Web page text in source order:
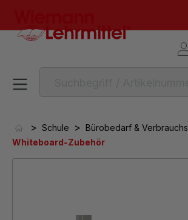
> Schule > Bürobedarf &
Whiteboard-Zubehör